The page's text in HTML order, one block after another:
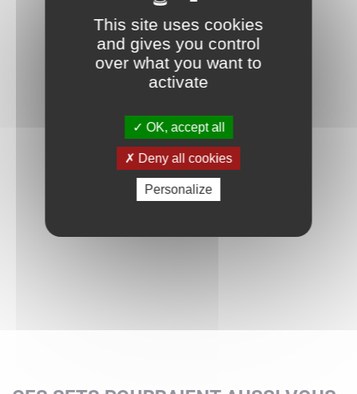
This site uses cookies
and gives you control
over what you want to
activate
OK, accept all
Deny all cookies
Personalize